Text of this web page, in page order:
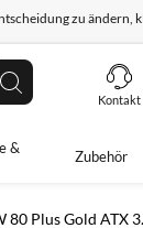
zu ändern,
Rückgaberecht
Suche
Kontakt
&
Zubehör
80 Plus Gold ATX